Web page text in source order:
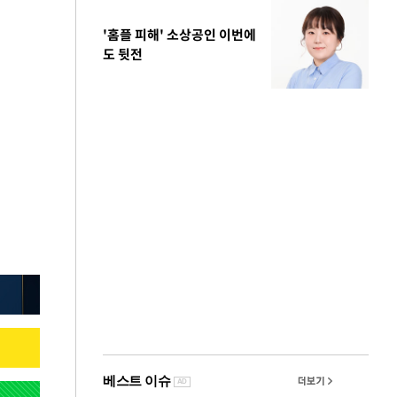
'홈플 피해' 소상공인 이번에
도 뒷전